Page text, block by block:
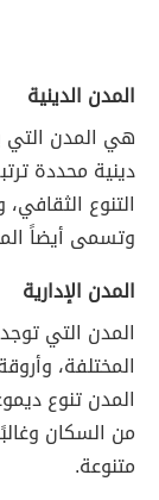
المدن الدينية
هي المدن
دينية محددة
التنوع
وتسمى أيضاً
المدن الإدارية
المدن التي
المختلفة،
المدن تنوع
من السكان
متنوعة.